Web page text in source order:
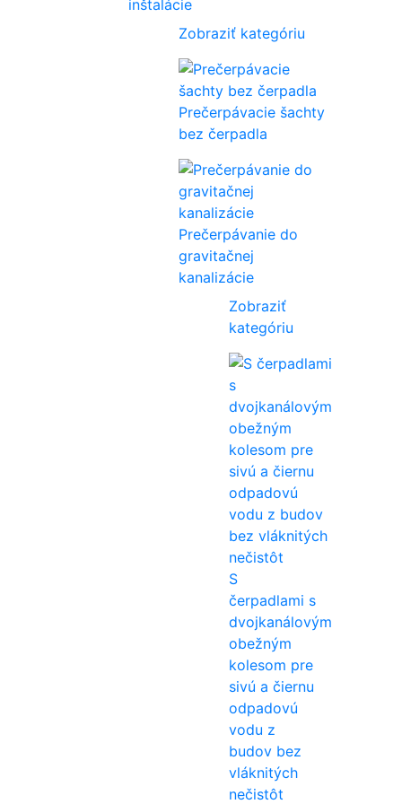
inštalácie
Zobraziť kategóriu
Prečerpávacie šachty
bez čerpadla
Prečerpávanie do
gravitačnej
kanalizácie
Zobraziť
kategóriu
S
čerpadlami s
dvojkanálovým
obežným
kolesom pre
sivú a čiernu
odpadovú
vodu z
budov bez
vláknitých
nečistôt